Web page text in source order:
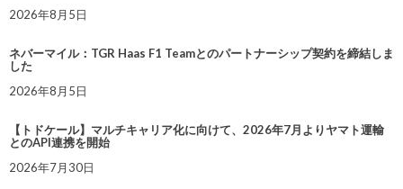
2026年8月5日
ネバーマイル：TGR Haas F1 Teamとのパートナーシップ契約を締結しま
した
2026年8月5日
【トドケール】マルチキャリア化に向けて、2026年7月よりヤマト運輸
とのAPI連携を開始
2026年7月30日